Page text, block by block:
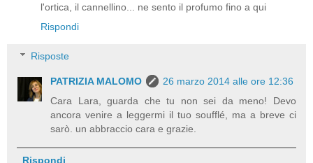
l'ortica, il cannellino... ne sento il profumo fino a qui
Rispondi
Risposte
PATRIZIA MALOMO
26 marzo 2014 alle ore 12:36
Cara Lara, guarda che tu non sei da meno! Devo
ancora venire a leggermi il tuo soufflé, ma a breve ci
sarò. un abbraccio cara e grazie.
Rispondi